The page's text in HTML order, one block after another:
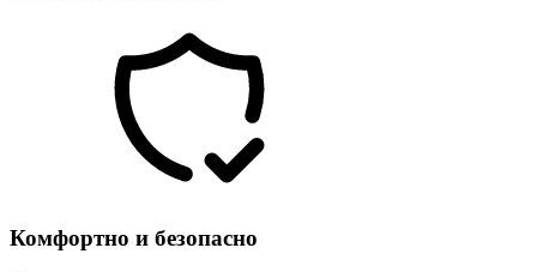
Комфортно и безопасно